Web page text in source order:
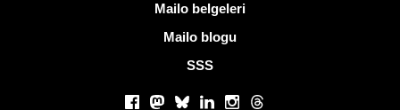
Mailo belgeleri
Mailo blogu
SSS
Facebook
Mastodon
BlueskyLinkedInInstagram
Threads